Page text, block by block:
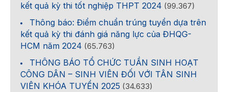
kết quả kỳ thi tốt nghiệp THPT 2024 (99.367)
Thông báo: Điểm chuẩn trúng tuyển dựa trên
kết quả kỳ thi đánh giá năng lực của ĐHQG-
HCM năm 2024 (65.763)
THÔNG BÁO TỔ CHỨC TUẦN SINH HOẠT
CÔNG DÂN – SINH VIÊN ĐỐI VỚI TÂN SINH
VIÊN KHÓA TUYỂN 2025 (34.633)